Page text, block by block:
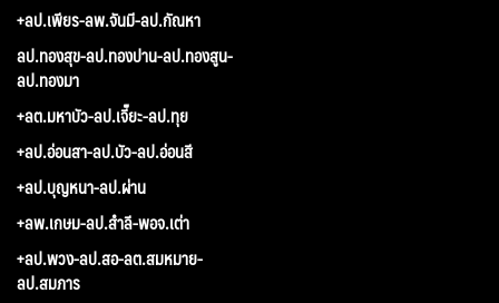
+ลป.เพียร-ลพ.จันมี-ลป.กัณหา
ลป.ทองสุข-ลป.ทองปาน-ลป.ทองสูน-
ลป.ทองมา
+ลต.มหาบัว-ลป.เจี๊ยะ-ลป.ทุย
+ลป.อ่อนสา-ลป.บัว-ลป.อ่อนสี
+ลป.บุญหนา-ลป.ผ่าน
+ลพ.เกษม-ลป.สำลี-พอจ.เต่า
+ลป.พวง-ลป.สอ-ลต.สมหมาย-
ลป.สมภาร